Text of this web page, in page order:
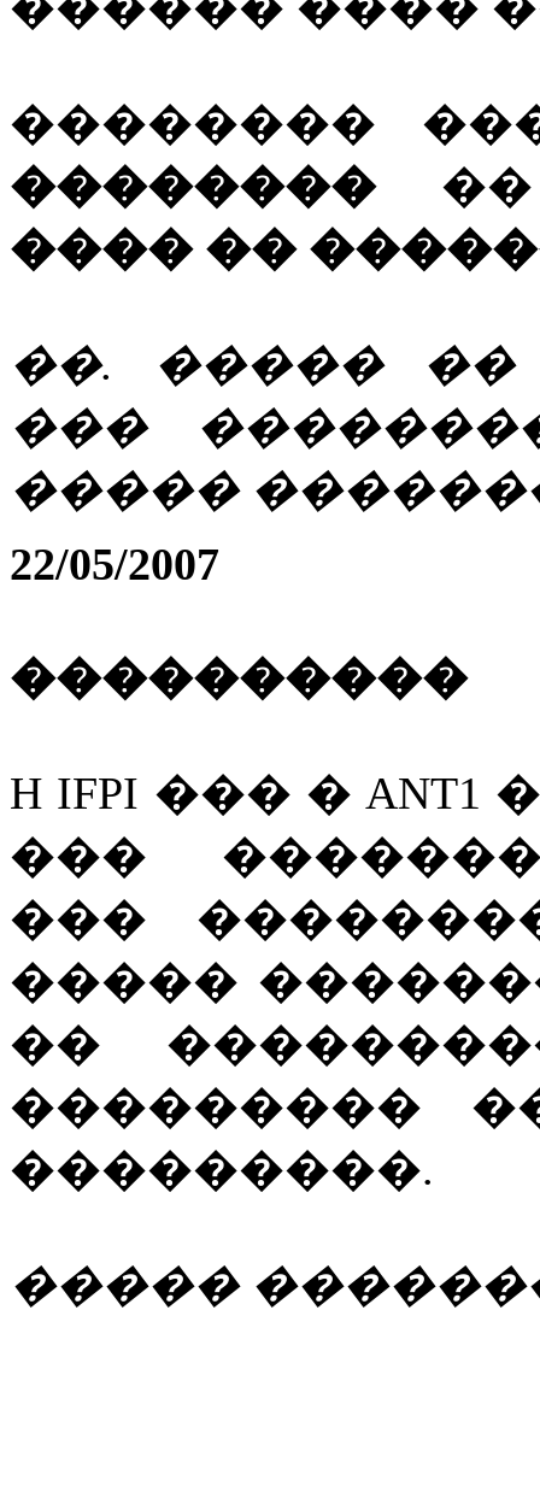
��������
����������
���� ��
��. ����� ��
���
�����
22/05/2007
����������
H IFPI ��� �
���
���
�����
��
���������
���������.
�����